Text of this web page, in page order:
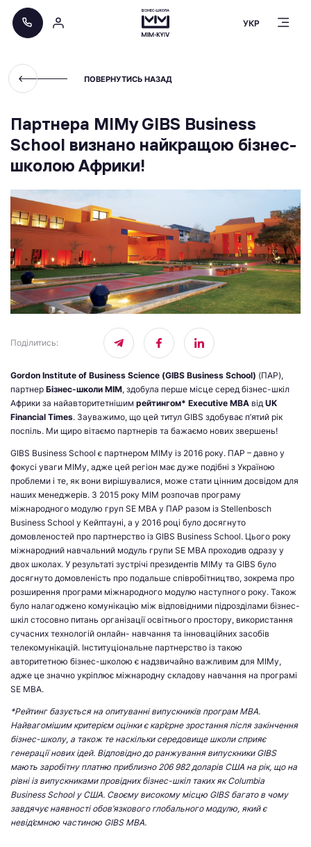
УКР
ПОВЕРНУТИСЬ НАЗАД
Партнера МІМу GIBS Business
School визнано найкращою бізнес-
школою Африки!
Поділитись:
Gordon Institute of Business Science (GIBS Business School) (ПАР),
партнер Бізнес-школи МІМ, здобула перше місце серед бізнес-шкіл
Африки за найавторитетнішим рейтингом* Executive MBA від UK
Financial Times. Зауважимо, що цей титул GIBS здобуває п’ятий рік
поспіль. Ми щиро вітаємо партнерів та бажаємо нових звершень!
GIBS Business School є партнером МІМу із 2016 року. ПАР – давно у
фокусі уваги МІМу, адже цей регіон має дуже подібні з Україною
проблеми і те, як вони вирішувалися, може стати цінним досвідом для
наших менеджерів. З 2015 року МІМ розпочав програму
міжнародного модулю груп SE MBA у ПАР разом із Stellenbosch
Business School у Кейптауні, а у 2016 році було досягнуто
домовленостей про партнерство із GIBS Business School. Цього року
міжнародний навчальний модуль групи SE MBA проходив одразу у
двох школах. У результаті зустрічі президентів МІМу та GIBS було
досягнуто домовленість про подальше співробітництво, зокрема про
розширення програми міжнародного модулю наступного року. Також
було налагоджено комунікацію між відповідними підрозділами бізнес-
шкіл стосовно питань організації освітнього простору, використання
сучасних технологій онлайн- навчання та інноваційних засобів
телекомунікацій. Інституціональне партнерство із такою
авторитетною бізнес-школою є надзвичайно важливим для МІМу,
адже це значно укріплює міжнародну складову навчання на програмі
SE MBA.
*Рейтинг базується на опитуванні випускників програм МВА.
Найвагомішим критерієм оцінки є кар’єрне зростання після закінчення
бізнес-школу, а також те наскільки середовище школи сприяє
генерації нових ідей. Відповідно до ранжування випускники GIBS
мають заробітну платню приблизно 206 982 доларів США на рік, що на
рівні із випускниками провідних бізнес-шкіл таких як Columbia
Business School у США. Своєму високому місцю GIBS багато в чому
завдячує наявності обов’язкового глобального модулю, який є
невід’ємною частиною GIBS MBA.